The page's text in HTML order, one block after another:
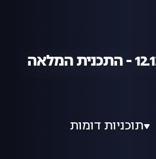
תוכניות דומות